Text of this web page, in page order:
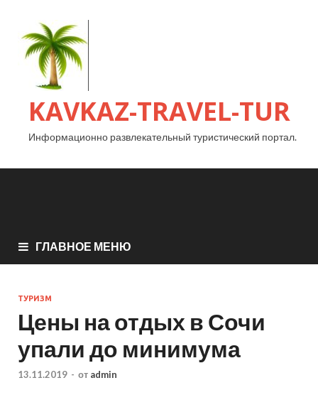
KAVKAZ-TRAVEL-TUR
Информационно развлекательный туристический портал.
ГЛАВНОЕ МЕНЮ
ТУРИЗМ
Цены на отдых в Сочи
упали до минимума
13.11.2019 - от admin